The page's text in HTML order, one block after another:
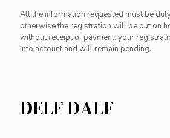
All the information requested must be
otherwise the registration will be put on
without receipt of payment, your
into account and will remain pending.
DELF DALF